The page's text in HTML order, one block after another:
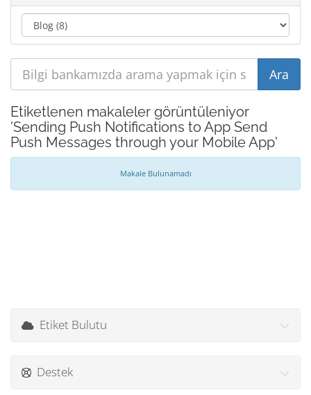
Etiketlenen makaleler görüntüleniyor
'Sending Push Notifications to App Send
Push Messages through your Mobile App'
Makale Bulunamadı
Etiket Bulutu
Destek